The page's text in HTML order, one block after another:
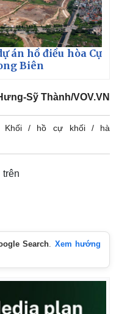
án hồ điều hòa Cự
Biên
Sỹ Thành/VOV.VN
hồ cự khối
hà
trên
Search
Xem hướng